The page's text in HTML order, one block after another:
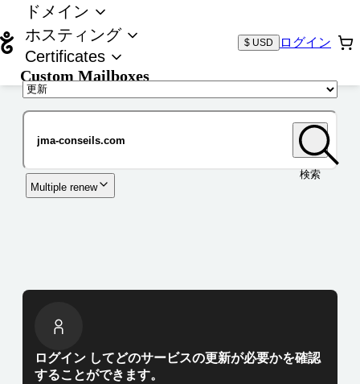
ドメイン
ホスティング
Certificates
Custom Mailboxes
$ USD ログイン
検索
Multiple renew
ログイン してどのサービスの更新が必要かを確認
することができます。